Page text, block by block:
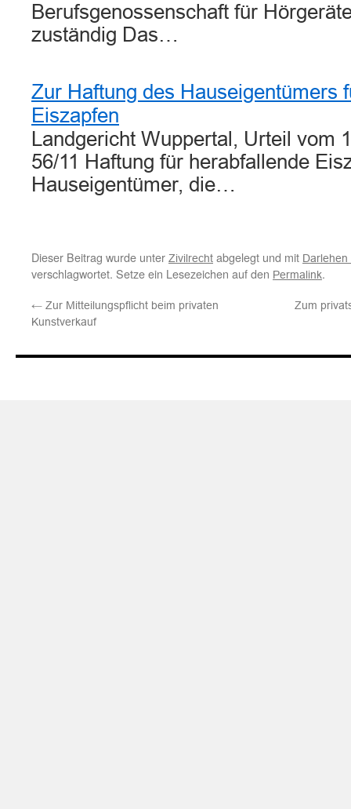
Berufsgenossenschaft für
zuständig Das…
Zur Haftung des Hauseigentümers
Eiszapfen
Landgericht Wuppertal, Urteil vom
56/11 Haftung für herabfallende
Hauseigentümer, die…
Dieser Beitrag wurde unter Zivilrecht abgelegt und mit
verschlagwortet. Setze ein Lesezeichen auf den Permalink.
← Zur Mitteilungspflicht beim privaten
Kunstverkauf
Zum